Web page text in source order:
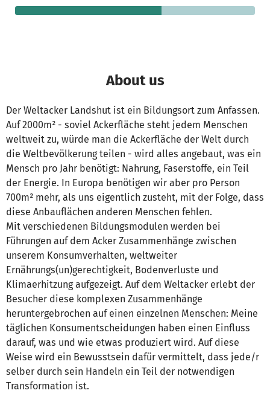
About us
Der Weltacker Landshut ist ein Bildungsort zum Anfassen.
Auf 2000m² - soviel Ackerfläche steht jedem Menschen
weltweit zu, würde man die Ackerfläche der Welt durch
die Weltbevölkerung teilen - wird alles angebaut, was ein
Mensch pro Jahr benötigt: Nahrung, Faserstoffe, ein Teil
der Energie. In Europa benötigen wir aber pro Person
700m² mehr, als uns eigentlich zusteht, mit der Folge, dass
diese Anbauflächen anderen Menschen fehlen.
Mit verschiedenen Bildungsmodulen werden bei
Führungen auf dem Acker Zusammenhänge zwischen
unserem Konsumverhalten, weltweiter
Ernährungs(un)gerechtigkeit, Bodenverluste und
Klimaerhitzung aufgezeigt. Auf dem Weltacker erlebt der
Besucher diese komplexen Zusammenhänge
heruntergebrochen auf einen einzelnen Menschen: Meine
täglichen Konsumentscheidungen haben einen Einfluss
darauf, was und wie etwas produziert wird. Auf diese
Weise wird ein Bewusstsein dafür vermittelt, dass jede/r
selber durch sein Handeln ein Teil der notwendigen
Transformation ist.